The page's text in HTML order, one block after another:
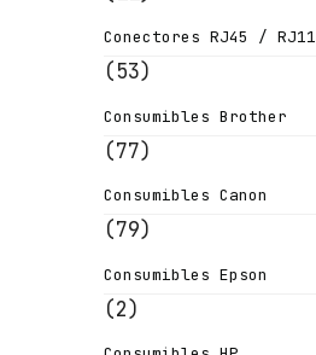
Conectores RJ45 / RJ11
(53)
Consumibles Brother
(77)
Consumibles Canon
(79)
Consumibles Epson
(2)